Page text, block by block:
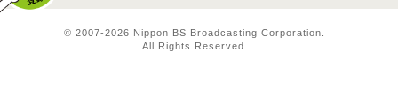
© 2007-2026 Nippon BS Broadcasting Corporation.
All Rights Reserved.